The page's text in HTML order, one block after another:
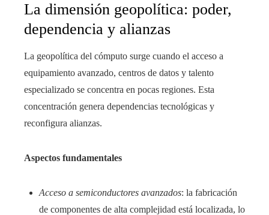
La dimensión geopolítica: poder,
dependencia y alianzas
La geopolítica del cómputo surge cuando el acceso a
equipamiento avanzado, centros de datos y talento
especializado se concentra en pocas regiones. Esta
concentración genera dependencias tecnológicas y
reconfigura alianzas.
Aspectos fundamentales
Acceso a semiconductores avanzados: la fabricación
de componentes de alta complejidad está localizada, lo